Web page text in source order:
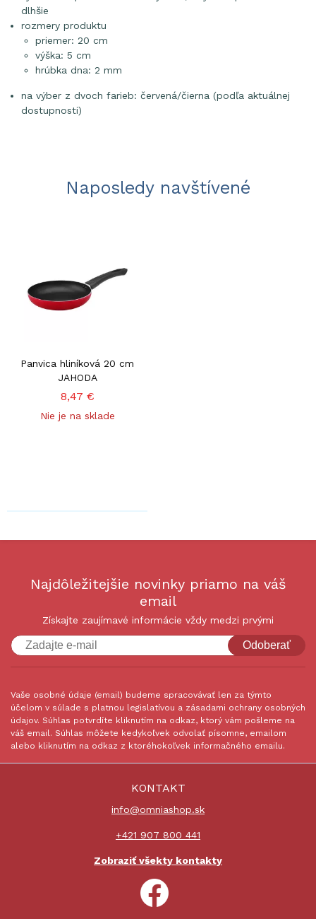
dlhšie
rozmery produktu
priemer: 20 cm
výška: 5 cm
hrúbka dna: 2 mm
na výber z dvoch farieb: červená/čierna (podľa aktuálnej
dostupnosti)
Naposledy navštívené
Panvica hliníková 20 cm
JAHODA
8,47 €
Nie je na sklade
Najdôležitejšie novinky priamo na váš
email
Získajte zaujímavé informácie vždy medzi prvými
Odoberať
Vaše osobné údaje (email) budeme spracovávať len za týmto
účelom v súlade s platnou legislatívou a zásadami ochrany osobných
údajov. Súhlas potvrdíte kliknutím na odkaz, ktorý vám pošleme na
váš email. Súhlas môžete kedykoľvek odvolať písomne, emailom
alebo kliknutím na odkaz z ktoréhokoľvek informačného emailu.
KONTAKT
info@omniashop.sk
+421 907 800 441
Zobraziť všekty kontakty